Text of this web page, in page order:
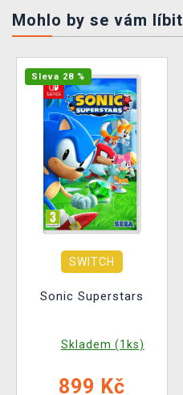
Mohlo by se vám líbit
Sleva 28 %
SWITCH
Sonic Superstars
Skladem (1ks)
899 Kč